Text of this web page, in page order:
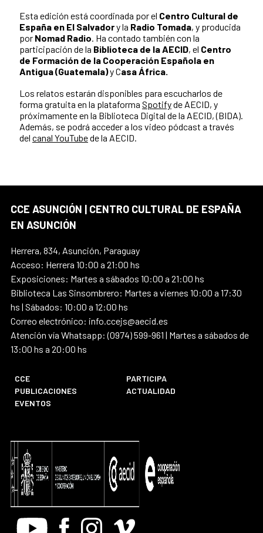
Esta edición está coordinada por el Centro Cultural de
España en El Salvadory la Radio Tomada, y producida
por Nomad Radio. Ha contado también con la
participación de la Biblioteca de la AECID, el Centro
de Formación de la Cooperación Española en
Antigua (Guatemala)y Casa África.
Los relatos estarán disponibles para escucharlos de
forma gratuita en la plataforma Spotifyde AECID, y
próximamente en la Biblioteca Digital de la AECID, (BIDA).
Además, se podrá acceder a los video pódcast a través
del canal YouTubede la AECID.
CCE ASUNCIÓN | CENTRO CULTURAL DE ESPAÑA
EN ASUNCIÓN
Herrera, 834, Asunción, Paraguay
Acceso: Herrera 10:00 a 21:00 hs
Exposiciones: Martes a sábados 10:00 a 21:00 hs
Biblioteca Las Sinsombrero: Martes a viernes 10:00 a 17:30
hs | Sábados: 10:00 a 12:00 hs
Correo electrónico: info.ccejs@aecid.es
Atención vía Whatsapp: (0974) 599-961 | Martes a sábados de
13:00 hs a 20:00 hs
CCE
PARTICIPA
PUBLICACIONES
ACTUALIDAD
EVENTOS
Youtube FacebookInstagram
Vimeo